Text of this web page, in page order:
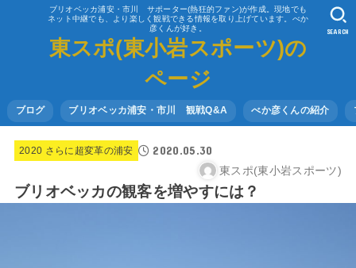
ブリオベッカ浦安・市川 サポーター(熱狂的ファン)が作成。現地でも
ネット中継でも、より楽しく観戦できる情報を取り上げています。べか
彦くんが好き。
東スポ(東小岩スポーツ)の
ページ
ブログ ブリオベッカ浦安・市川 観戦Q&A べか彦くんの紹介
SEARCH
2020 さらに超変革の浦安 2020.05.30
東スポ(東小岩スポーツ)
ブリオベッカの観客を増やすには？